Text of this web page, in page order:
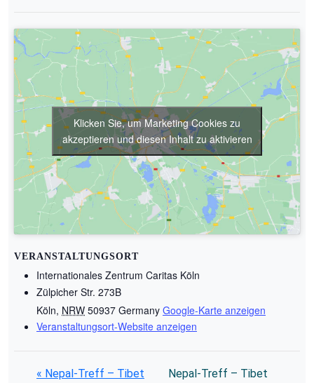
VERANSTALTUNGSORT
Internationales Zentrum Caritas Köln
Zülpicher Str. 273B
Köln, NRW 50937 Germany Google-Karte anzeigen
Veranstaltungsort-Website anzeigen
Klicken Sie, um Marketing Cookies zu
akzeptieren und diesen Inhalt zu aktivieren
« Nepal-Treff – Tibet
Nepal-Treff – Tibet